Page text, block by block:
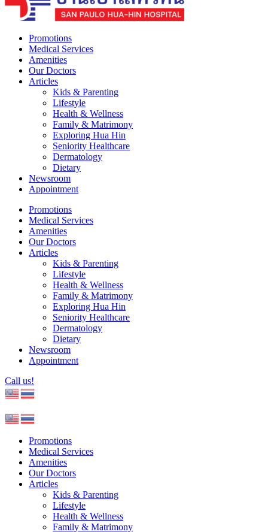
Promotions
Medical Services
Amenities
Our Doctors
Articles
Kids & Parenting
Lifestyle
Health & Wellness
Family & Matrimony
Exploring Hua Hin
Seniority Healthcare
Dermatology
Dietary
Newsroom
Appointment
Promotions
Medical Services
Amenities
Our Doctors
Articles
Kids & Parenting
Lifestyle
Health & Wellness
Family & Matrimony
Exploring Hua Hin
Seniority Healthcare
Dermatology
Dietary
Newsroom
Appointment
Call us!
Promotions
Medical Services
Amenities
Our Doctors
Articles
Kids & Parenting
Lifestyle
Health & Wellness
Family & Matrimony